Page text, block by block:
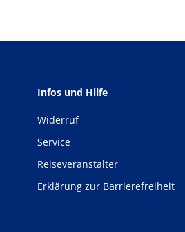
Infos und Hilfe
Widerruf
Service
Reiseveranstalter
Erklärung zur Barrierefreiheit